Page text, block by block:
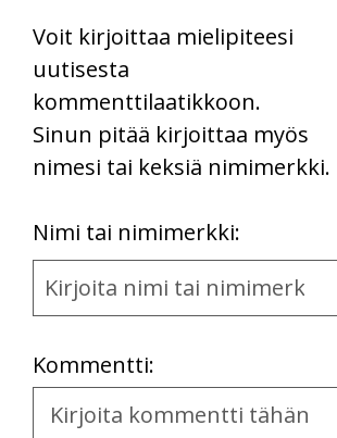
Voit kirjoittaa mielipiteesi
uutisesta
kommenttilaatikkoon.
Sinun pitää kirjoittaa myös
nimesi tai keksiä nimimerkki.
Nimi tai nimimerkki:
Name
and
Kommentti:
Kommentti